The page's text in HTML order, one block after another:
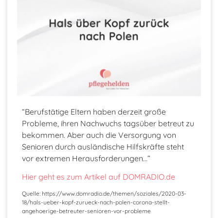
“Berufstätige Eltern haben derzeit große
Probleme, ihren Nachwuchs tagsüber betreut zu
bekommen. Aber auch die Versorgung von
Senioren durch ausländische Hilfskräfte steht
vor extremen Herausforderungen…”
Hier geht es zum Artikel auf DOMRADIO.de
Quelle: https://www.domradio.de/themen/soziales/2020-03-
18/hals-ueber-kopf-zurueck-nach-polen-corona-stellt-
angehoerige-betreuter-senioren-vor-probleme